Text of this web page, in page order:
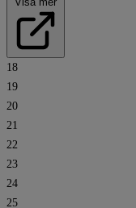
18
19
20
21
22
23
24
25